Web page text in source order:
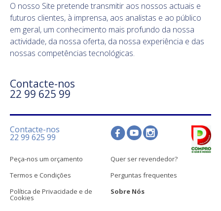
O nosso Site pretende transmitir aos nossos actuais e
futuros clientes, à imprensa, aos analistas e ao público
em geral, um conhecimento mais profundo da nossa
actividade, da nossa oferta, da nossa experiência e das
nossas competências tecnológicas.
Contacte-nos
22 99 625 99
Contacte-nos
22 99 625 99
Peça-nos um orçamento
Quer ser revendedor?
Termos e Condições
Perguntas frequentes
Política de Privacidade e de
Cookies
Sobre Nós